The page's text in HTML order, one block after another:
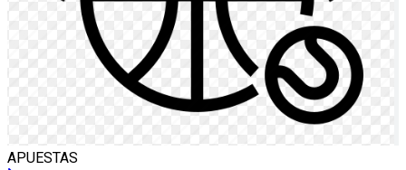
APUESTAS